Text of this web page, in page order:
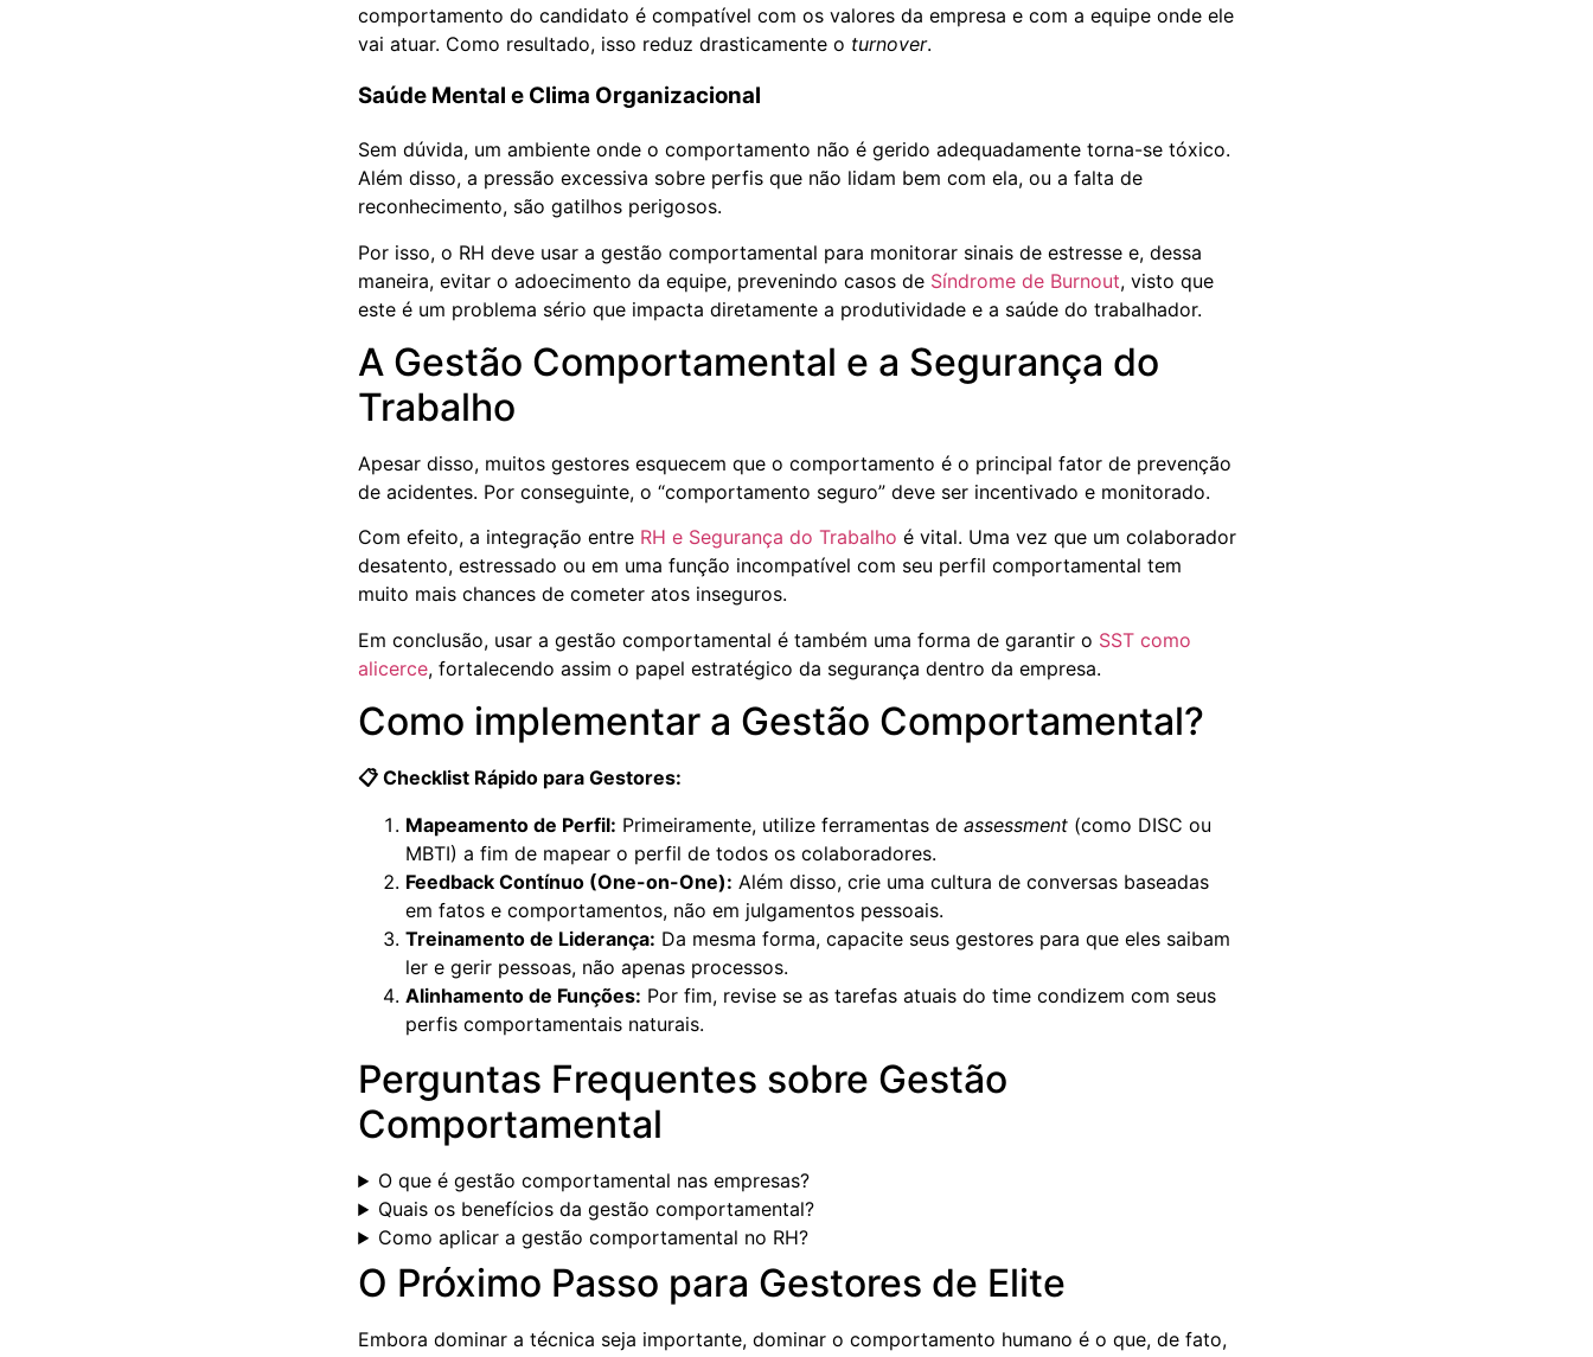
comportamento do candidato é compatível com os valores da empresa e com a equipe onde ele
vai atuar. Como resultado, isso reduz drasticamente o turnover.
Saúde Mental e Clima Organizacional
Sem dúvida, um ambiente onde o comportamento não é gerido adequadamente torna-se tóxico.
Além disso, a pressão excessiva sobre perfis que não lidam bem com ela, ou a falta de
reconhecimento, são gatilhos perigosos.
Por isso, o RH deve usar a gestão comportamental para monitorar sinais de estresse e, dessa
maneira, evitar o adoecimento da equipe, prevenindo casos de Síndrome de Burnout, visto que
este é um problema sério que impacta diretamente a produtividade e a saúde do trabalhador.
A Gestão Comportamental e a Segurança do
Trabalho
Apesar disso, muitos gestores esquecem que o comportamento é o principal fator de prevenção
de acidentes. Por conseguinte, o “comportamento seguro” deve ser incentivado e monitorado.
Com efeito, a integração entre RH e Segurança do Trabalho é vital. Uma vez que um colaborador
desatento, estressado ou em uma função incompatível com seu perfil comportamental tem
muito mais chances de cometer atos inseguros.
Em conclusão, usar a gestão comportamental é também uma forma de garantir o SST como
alicerce, fortalecendo assim o papel estratégico da segurança dentro da empresa.
Como implementar a Gestão Comportamental?
📋 Checklist Rápido para Gestores:
Mapeamento de Perfil: Primeiramente, utilize ferramentas deassessment (como DISC ou
MBTI) a fim de mapear o perfil de todos os colaboradores.
Feedback Contínuo (One-on-One): Além disso, crie uma cultura de conversas baseadas
em fatos e comportamentos, não em julgamentos pessoais.
Treinamento de Liderança: Da mesma forma, capacite seus gestores para que eles saibam
ler e gerir pessoas, não apenas processos.
Alinhamento de Funções: Por fim, revise se as tarefas atuais do time condizem com seus
perfis comportamentais naturais.
Perguntas Frequentes sobre Gestão
Comportamental
O que é gestão comportamental nas empresas?
Quais os benefícios da gestão comportamental?
Como aplicar a gestão comportamental no RH?
O Próximo Passo para Gestores de Elite
Embora dominar a técnica seja importante, dominar o comportamento humano é o que, de fato,